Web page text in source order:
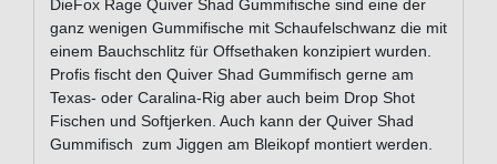
DieFox Rage Quiver Shad Gummifische sind eine der
ganz wenigen Gummifische mit Schaufelschwanz die mit
einem Bauchschlitz für Offsethaken konzipiert wurden.
Profis fischt den Quiver Shad Gummifisch gerne am
Texas- oder Caralina-Rig aber auch beim Drop Shot
Fischen und Softjerken. Auch kann der Quiver Shad
Gummifisch zum Jiggen am Bleikopf montiert werden.